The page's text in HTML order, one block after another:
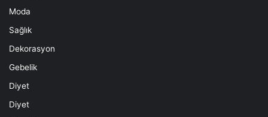
Moda
Sağlık
Dekorasyon
Gebelik
Diyet
Diyet